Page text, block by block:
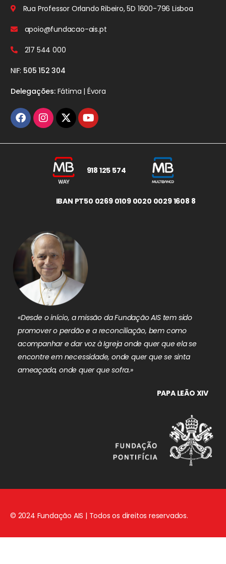
Rua Professor Orlando Ribeiro, 5D 1600-796 Lisboa
apoio@fundacao-ais.pt
217 544 000
NIF: 505 152 304
Delegações:Fátima | Évora
918 125 574
IBAN PT50 0269 0109 0020 0029 1608 8
«Desde o início, a missão da Fundação AIS tem sido
promover o perdão e a reconciliação, bem como
acompanhar e dar voz à Igreja onde quer que ela se
encontre em necessidade, onde quer que se sinta
ameaçada, onde quer que sofra.»
PAPA LEÃO XIV
© 2024 Fundação AIS | Todos os direitos reservados.